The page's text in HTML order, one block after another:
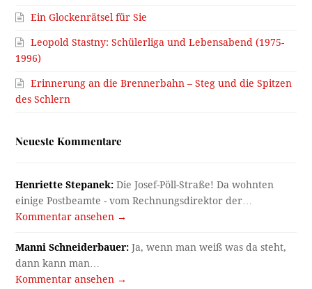
Ein Glockenrätsel für Sie
Leopold Stastny: Schülerliga und Lebensabend (1975-
1996)
Erinnerung an die Brennerbahn – Steg und die Spitzen
des Schlern
Neueste Kommentare
Henriette Stepanek: Die Josef-Pöll-Straße! Da wohnten
einige Postbeamte - vom Rechnungsdirektor der…
Kommentar ansehen →
Manni Schneiderbauer: Ja, wenn man weiß was da steht,
dann kann man…
Kommentar ansehen →